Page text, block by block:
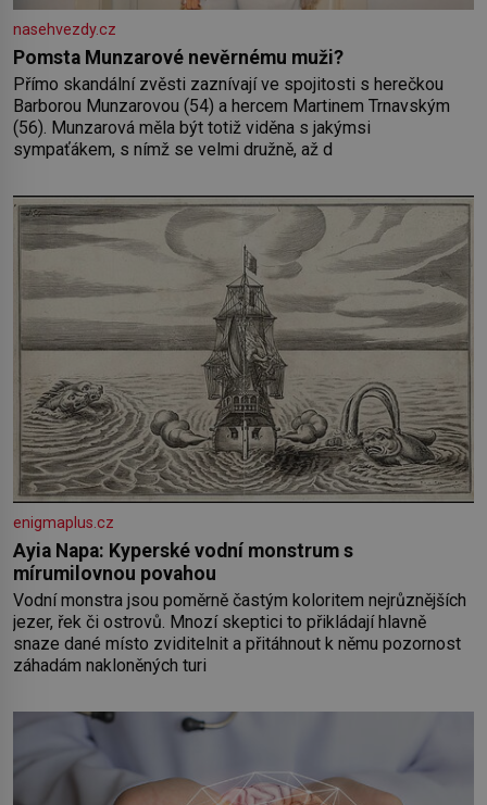
nasehvezdy.cz
Pomsta Munzarové nevěrnému muži?
Přímo skandální zvěsti zaznívají ve spojitosti s herečkou
Barborou Munzarovou (54) a hercem Martinem Trnavským
(56). Munzarová měla být totiž viděna s jakýmsi
sympaťákem, s nímž se velmi družně, až d
enigmaplus.cz
Ayia Napa: Kyperské vodní monstrum s
mírumilovnou povahou
Vodní monstra jsou poměrně častým koloritem nejrůznějších
jezer, řek či ostrovů. Mnozí skeptici to přikládají hlavně
snaze dané místo zviditelnit a přitáhnout k němu pozornost
záhadám nakloněných turi